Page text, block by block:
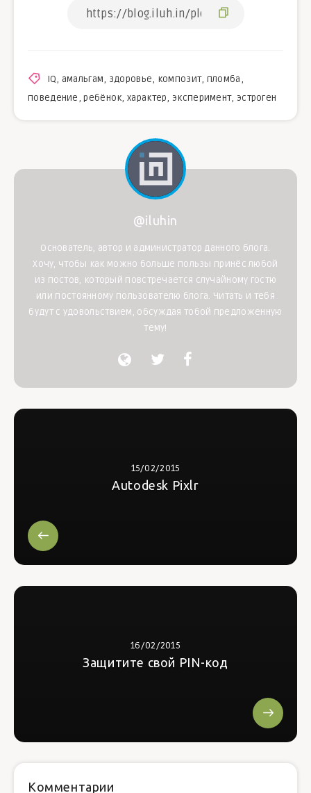
IQ, амальгам, здоровье, композит, пломба,
поведение,ребёнок,характер, эксперимент, эстроген
@iluhin
Основатель, автор и администратор данного блога.
Хочу, чтобы как можно больше пользы принёс любой
из постов, который повстречается случайному гостю
или постоянному пользователю блога. Читать и тебя
будут с удовольствием, обсуждая тобой предложенную
тему!
15/02/2015
Autodesk Pixlr
16/02/2015
Защитите свой PIN-код
Комментарии